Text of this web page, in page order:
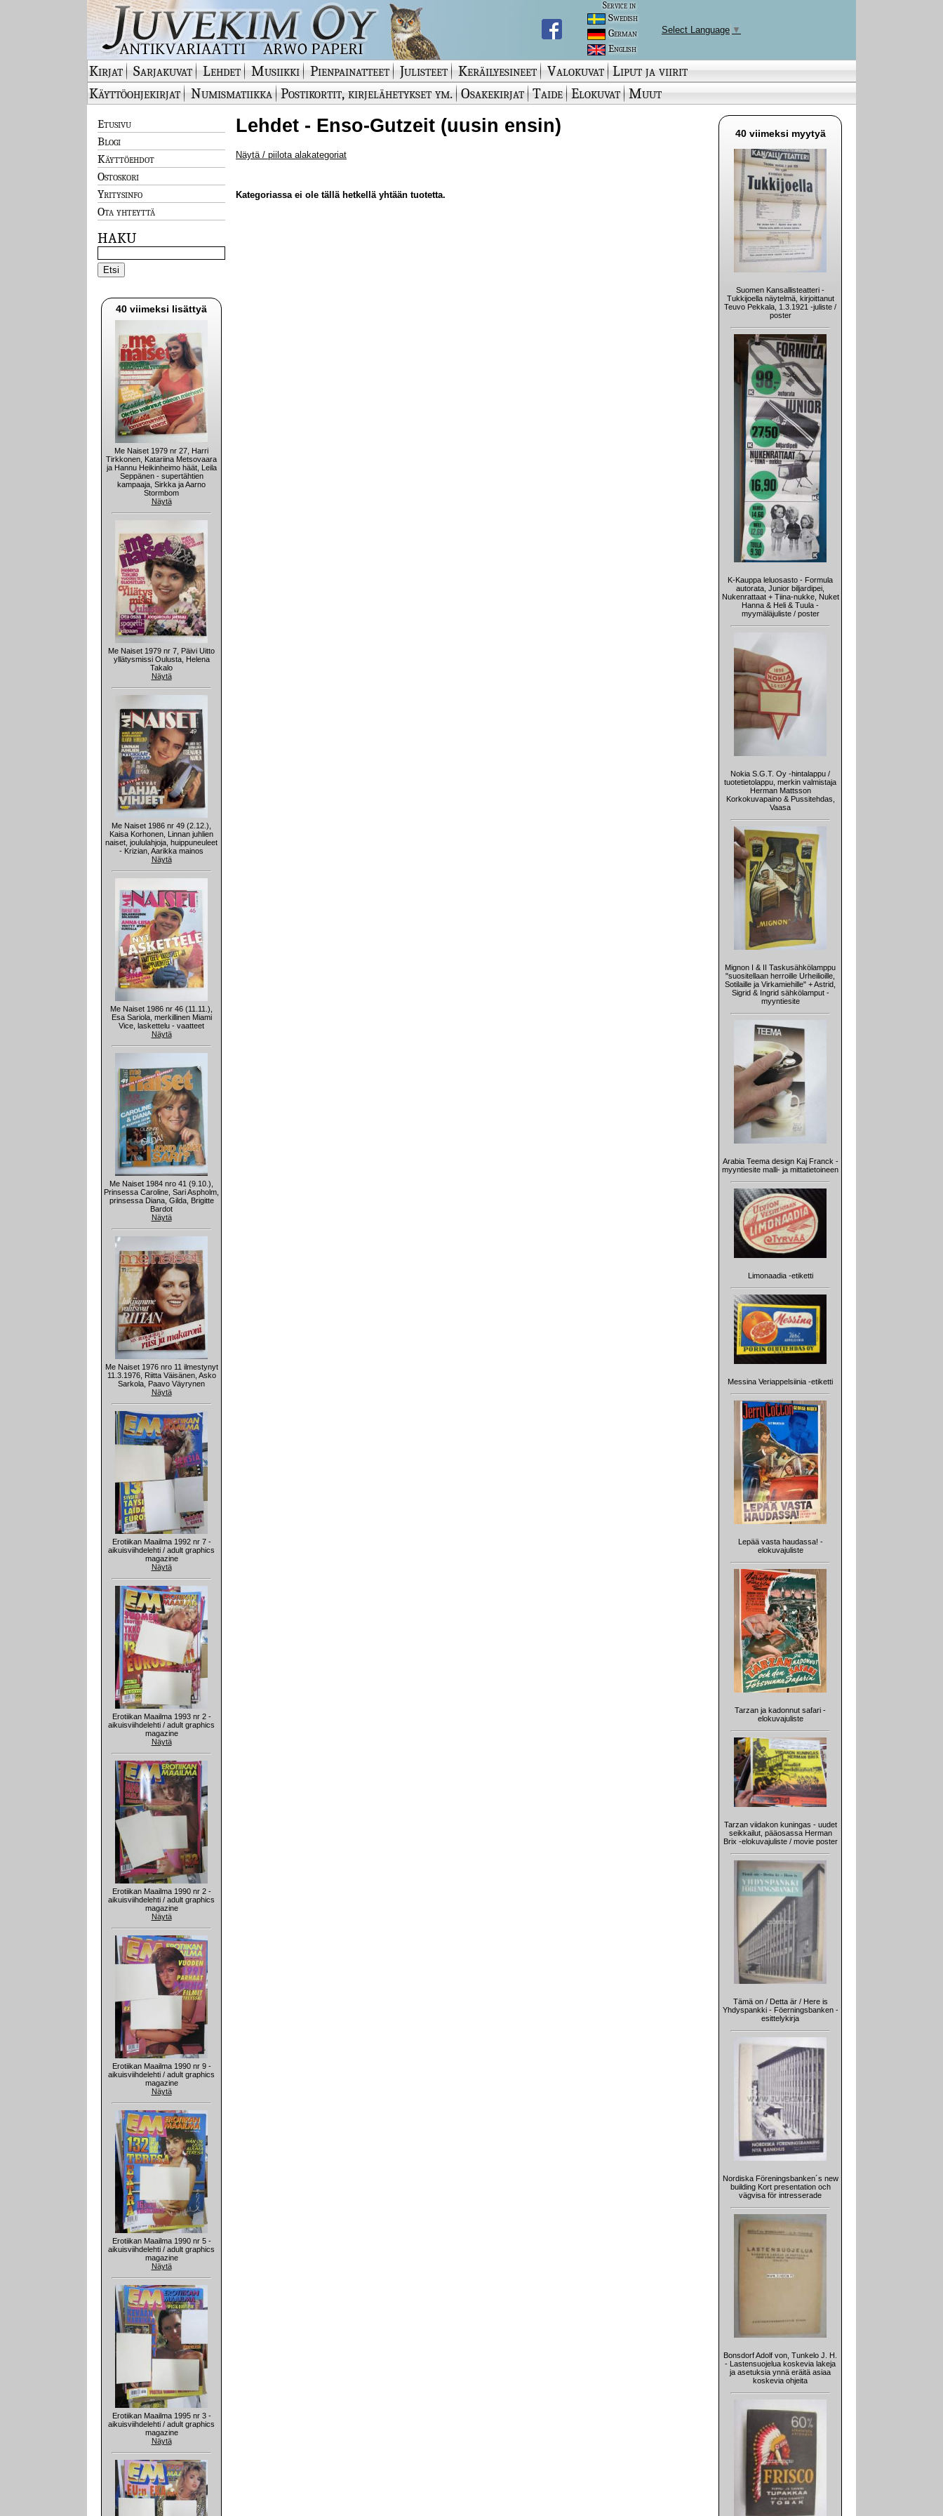
Service in
Swedish
German
English
Select Language ▼
Kirjat Sarjakuvat Lehdet Musiikki Pienpainatteet Julisteet Keräilyesineet Valokuvat Liput ja viirit
Käyttöohjekirjat
Numismatiikka Postikortit, kirjelähetykset ym. Osakekirjat Taide Elokuvat Muut
Etusivu
Blogi
Käyttöehdot
Ostoskori
Yritysinfo
Ota yhteyttä
HAKU
40 viimeksi lisättyä
Me Naiset 1979 nr 27, Harri
Tirkkonen, Katariina Metsovaara
ja Hannu Heikinheimo häät, Leila
Seppänen - supertähtien
kampaaja, Sirkka ja Aarno
Stormbom
Näytä
Me Naiset 1979 nr 7, Päivi Uitto
yllätysmissi Oulusta, Helena
Takalo
Näytä
Me Naiset 1986 nr 49 (2.12.),
Kaisa Korhonen, Linnan juhlien
naiset, joululahjoja, huippuneuleet
- Krizian, Aarikka mainos
Näytä
Me Naiset 1986 nr 46 (11.11.),
Esa Sariola, merkillinen Miami
Vice, laskettelu - vaatteet
Näytä
Me Naiset 1984 nro 41 (9.10.),
Prinsessa Caroline, Sari Aspholm,
prinsessa Diana, Gilda, Brigitte
Bardot
Näytä
Me Naiset 1976 nro 11 ilmestynyt
11.3.1976, Riitta Väisänen, Asko
Sarkola, Paavo Väyrynen
Näytä
Erotiikan Maailma 1992 nr 7 -
aikuisviihdelehti / adult graphics
magazine
Näytä
Erotiikan Maailma 1993 nr 2 -
aikuisviihdelehti / adult graphics
magazine
Näytä
Erotiikan Maailma 1990 nr 2 -
aikuisviihdelehti / adult graphics
magazine
Näytä
Erotiikan Maailma 1990 nr 9 -
aikuisviihdelehti / adult graphics
magazine
Näytä
Erotiikan Maailma 1990 nr 5 -
aikuisviihdelehti / adult graphics
magazine
Näytä
Erotiikan Maailma 1995 nr 3 -
aikuisviihdelehti / adult graphics
magazine
Näytä
Lehdet - Enso-Gutzeit (uusin ensin)
Näytä / piilota alakategoriat
Kategoriassa ei ole tällä hetkellä yhtään tuotetta.
40 viimeksi myytyä
Suomen Kansallisteatteri -
Tukkijoella näytelmä, kirjoittanut
Teuvo Pekkala, 1.3.1921 -juliste /
poster
K-Kauppa leluosasto - Formula
autorata, Junior biljardipei,
Nukenrattaat + Tiina-nukke, Nuket
Hanna & Heli & Tuula -
myymäläjuliste / poster
Nokia S.G.T. Oy -hintalappu /
tuotetietolappu, merkin valmistaja
Herman Mattsson
Korkokuvapaino & Pussitehdas,
Vaasa
Mignon I & II Taskusähkölamppu
"suositellaan herroille Urheilioille,
Sotilaille ja Virkamiehille" + Astrid,
Sigrid & Ingrid sähkölamput -
myyntiesite
Arabia Teema design Kaj Franck -
myyntiesite malli- ja mittatietoineen
Limonaadia -etiketti
Messina Veriappelsiinia -etiketti
Lepää vasta haudassa! -
elokuvajuliste
Tarzan ja kadonnut safari -
elokuvajuliste
Tarzan viidakon kuningas - uudet
seikkailut, pääosassa Herman
Brix -elokuvajuliste / movie poster
Tämä on / Detta är / Here is
Yhdyspankki - Föerningsbanken -
esittelykirja
Nordiska Föreningsbanken´s new
building Kort presentation och
vägvisa för intresserade
Bonsdorf Adolf von, Tunkelo J. H.
- Lastensuojelua koskevia lakeja
ja asetuksia ynnä eräitä asiaa
koskevia ohjeita